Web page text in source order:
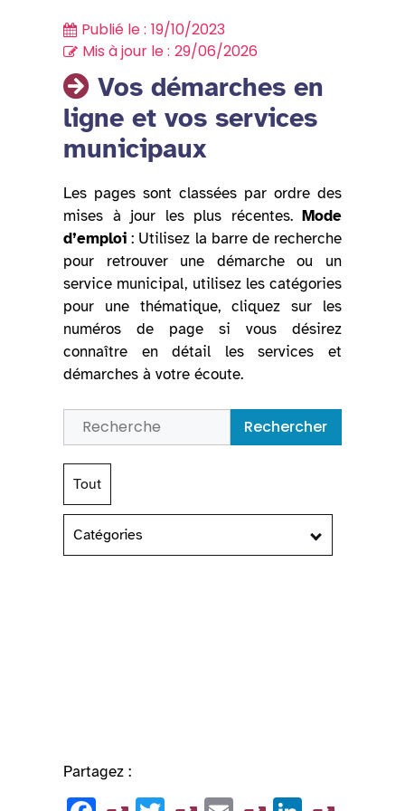
Publié le : 19/10/2023
Mis à jour le : 29/06/2026
Vos démarches en
ligne et vos services
municipaux
Les pages sont classées par ordre des
mises à jour les plus récentes. Mode
d’emploi : Utilisez la barre de recherche
pour retrouver une démarche ou un
service municipal, utilisez les catégories
pour une thématique, cliquez sur les
numéros de page si vous désirez
connaître en détail les services et
démarches à votre écoute.
Rechercher
Tout
Catégories
Partagez :